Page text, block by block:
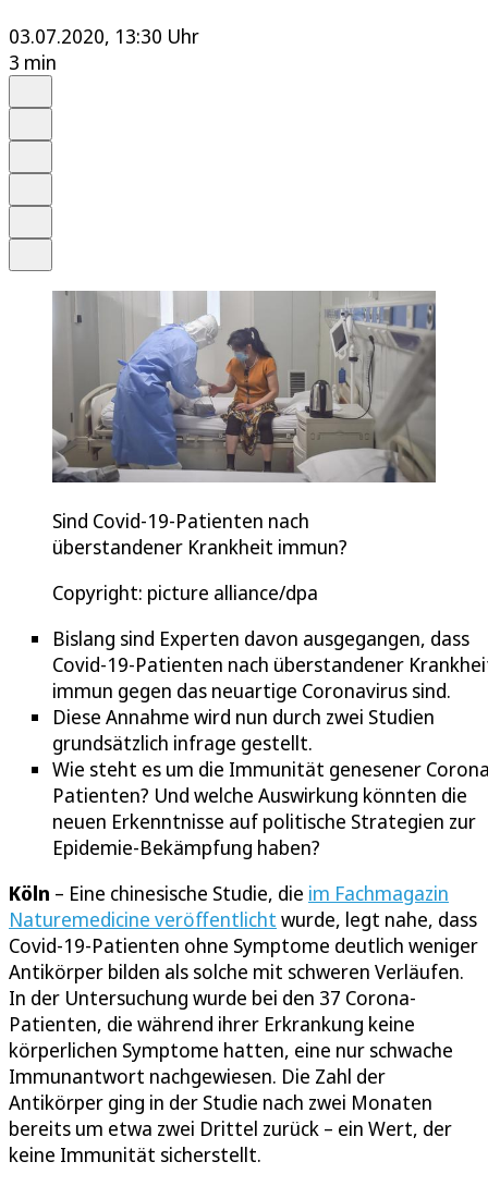
03.07.2020, 13:30 Uhr
3 min
Sind Covid-19-Patienten nach
überstandener Krankheit immun?
Copyright: picture alliance/dpa
Bislang sind Experten davon ausgegangen, dass
Covid-19-Patienten nach überstandener
immun gegen das neuartige Coronavirus sind.
Diese Annahme wird nun durch zwei Studien
grundsätzlich infrage gestellt.
Wie steht es um die Immunität genesener
Patienten? Und welche Auswirkung könnten die
neuen Erkenntnisse auf politische Strategien zur
Epidemie-Bekämpfung haben?
Köln – Eine chinesische Studie, die im Fachmagazin
Naturemedicine veröffentlicht wurde, legt nahe, dass
Covid-19-Patienten ohne Symptome deutlich weniger
Antikörper bilden als solche mit schweren Verläufen.
In der Untersuchung wurde bei den 37 Corona-
Patienten, die während ihrer Erkrankung keine
körperlichen Symptome hatten, eine nur schwache
Immunantwort nachgewiesen. Die Zahl der
Antikörper ging in der Studie nach zwei Monaten
bereits um etwa zwei Drittel zurück – ein Wert, der
keine Immunität sicherstellt.